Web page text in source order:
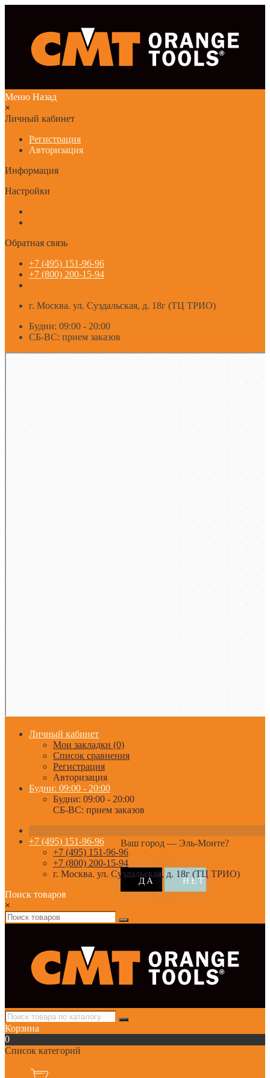
Меню Назад
×
Личный кабинет
Регистрация
Авторизация
Информация
Настройки
Обратная связь
+7 (495) 151-96-96
+7 (800) 200-15-94
г. Москва. ул. Суздальская, д. 18г (ТЦ ТРИО)
Будни: 09:00 - 20:00
СБ-ВС: прием заказов
Личный кабинет
Мои закладки (0)
Список сравнения
Регистрация
Авторизация
Будни: 09:00 - 20:00
Будни: 09:00 - 20:00
СБ-ВС: прием заказов
Ваш город — Эль-Монте?
+7 (495) 151-96-96
+7 (495) 151-96-96
+7 (800) 200-15-94
г. Москва. ул. Суздальская, д. 18г (ТЦ ТРИО)
Поиск товаров
×
Корзина
0
Список категорий